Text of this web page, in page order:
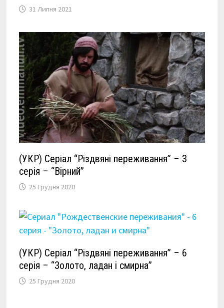
31 Липня 2021
(УКР) Серіал “Різдвяні переживання” – 3
серія – “Вірний”
25 Грудня 2020
(УКР) Серіал “Різдвяні переживання” – 6
серія – “Золото, ладан і смирна”
25 Грудня 2020